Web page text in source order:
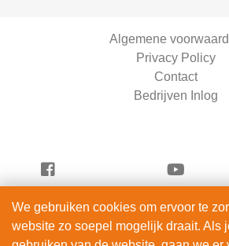
Algemene
Privacy Policy
Contact
Bedrijven Inlog
Serviceright Schoonmaak is
ServiceRight B.V. | KVK
We gebruiken cookies om ervoor te
website zo soepel mogelijk draait. Als